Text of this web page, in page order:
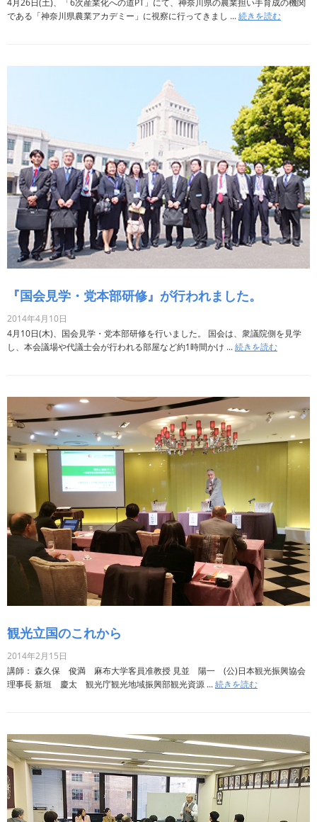
である「神奈川県農業アカデミー」に視察に行ってきまし ...続きを読む
『国会見学・党本部研修』が行われました。
2014年4月10日
4月10日(木)、国会見学・党本部研修を行いました。 国会は、衆議院側を見学
し、本会議場や代議士会が行われる部屋など約1時間かけ ...続きを読む
観光立国のこれから
2014年2月15日
講師： 森久保 俊満 麻布大学客員准教授 見並 陽一 (公)日本観光振興協会
理事長 新垣 慶太 観光庁観光地域振興部観光資源 ...続きを読む